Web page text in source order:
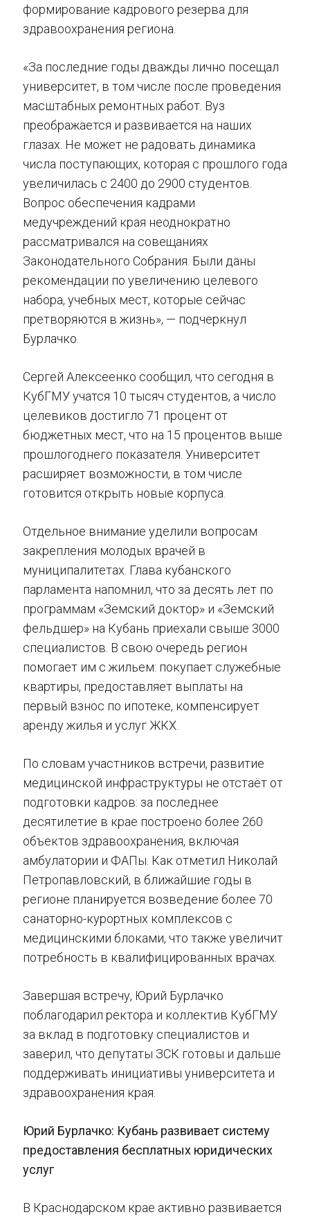
формирование кадрового резерва для
здравоохранения региона.
«За последние годы дважды лично посещал
университет, в том числе после проведения
масштабных ремонтных работ. Вуз
преображается и развивается на наших
глазах. Не может не радовать динамика
числа поступающих, которая с прошлого года
увеличилась с 2400 до 2900 студентов.
Вопрос обеспечения кадрами
медучреждений края неоднократно
рассматривался на совещаниях
Законодательного Собрания. Были даны
рекомендации по увеличению целевого
набора, учебных мест, которые сейчас
претворяются в жизнь», — подчеркнул
Бурлачко.
Сергей Алексеенко сообщил, что сегодня в
КубГМУ учатся 10 тысяч студентов, а число
целевиков достигло 71 процент от
бюджетных мест, что на 15 процентов выше
прошлогоднего показателя. Университет
расширяет возможности, в том числе
готовится открыть новые корпуса.
Отдельное внимание уделили вопросам
закрепления молодых врачей в
муниципалитетах. Глава кубанского
парламента напомнил, что за десять лет по
программам «Земский доктор» и «Земский
фельдшер» на Кубань приехали свыше 3000
специалистов. В свою очередь регион
помогает им с жильем: покупает служебные
квартиры, предоставляет выплаты на
первый взнос по ипотеке, компенсирует
аренду жилья и услуг ЖКХ.
По словам участников встречи, развитие
медицинской инфраструктуры не отстаёт от
подготовки кадров: за последнее
десятилетие в крае построено более 260
объектов здравоохранения, включая
амбулатории и ФАПы. Как отметил Николай
Петропавловский, в ближайшие годы в
регионе планируется возведение более 70
санаторно-курортных комплексов с
медицинскими блоками, что также увеличит
потребность в квалифицированных врачах.
Завершая встречу, Юрий Бурлачко
поблагодарил ректора и коллектив КубГМУ
за вклад в подготовку специалистов и
заверил, что депутаты ЗСК готовы и дальше
поддерживать инициативы университета и
здравоохранения края.
Юрий Бурлачко: Кубань развивает систему
предоставления бесплатных юридических
услуг
В Краснодарском крае активно развивается